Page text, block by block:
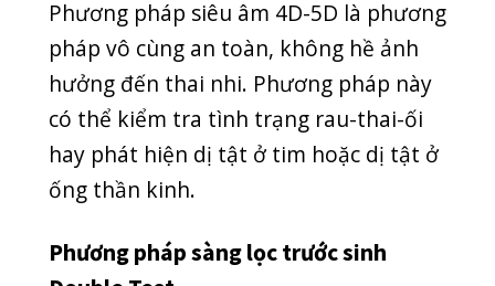
nghiệmmáu phổ biến hiện nay là
Double Test. Phương pháp này giúp
kiểm tra nguy cơ thai nhi bị bất thường
nhiễm sắc thể. Mẹ bầu thường được
yêu cầu thực hiện xét nghiệm phương
pháp này vào quý I của thai kỳ.